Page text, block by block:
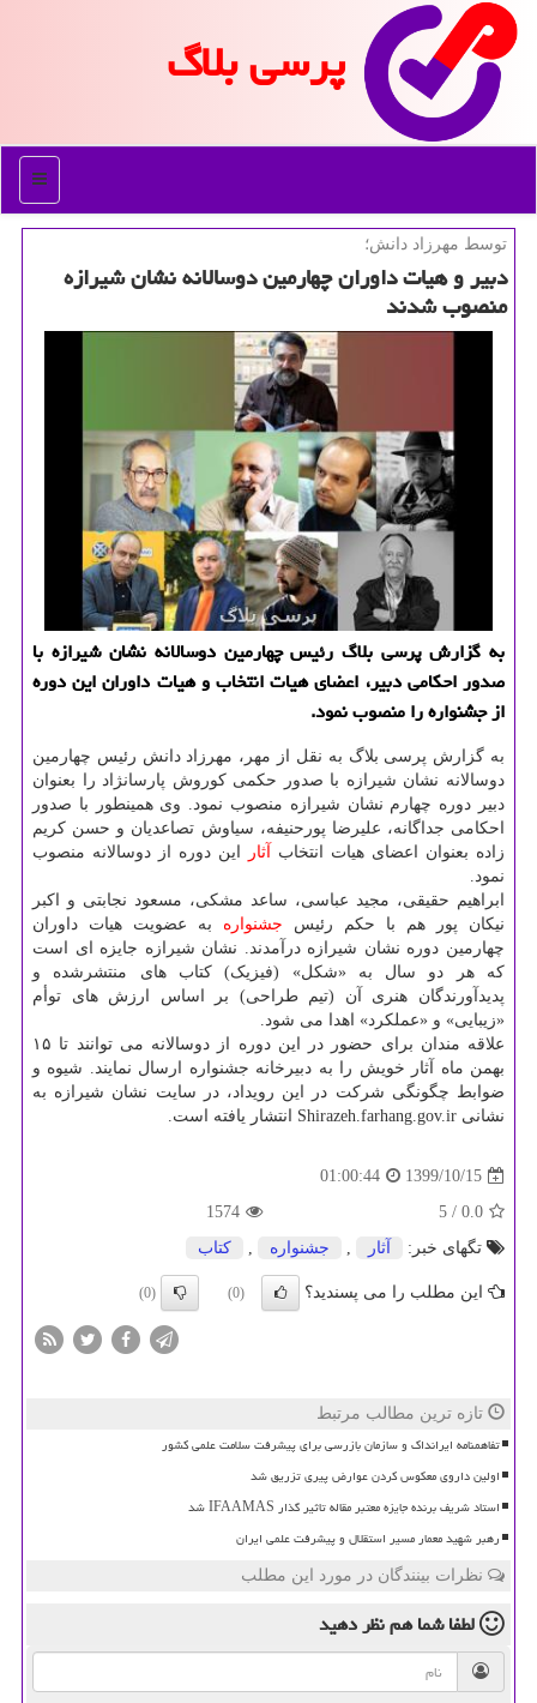
پرسی بلاگ
منو
توسط مهرزاد دانش؛
دبیر و هیات داوران چهارمین دوسالانه نشان شیرازه
منصوب شدند
به گزارش پرسی بلاگ رئیس چهارمین دوسالانه نشان شیرازه با
صدور احکامی دبیر، اعضای هیات انتخاب و هیات داوران این دوره
از جشنواره را منصوب نمود.
به گزارش پرسی بلاگ به نقل از مهر، مهرزاد دانش رئیس چهارمین
دوسالانه نشان شیرازه با صدور حکمی کوروش پارسانژاد را بعنوان
دبیر دوره چهارم نشان شیرازه منصوب نمود. وی همینطور با صدور
احکامی جداگانه، علیرضا پورحنیفه، سیاوش تصاعدیان و حسن کریم
زاده بعنوان اعضای هیات انتخاب آثار
این دوره از دوسالانه منصوب
نمود.
ابراهیم حقیقی، مجید عباسی، ساعد مشکی، مسعود نجابتی و اکبر
نیکان پور هم با حکم رئیس جشنواره به عضویت هیات داوران
چهارمین دوره نشان شیرازه درآمدند. نشان شیرازه جایزه ای است
که هر دو سال به «شکل» (فیزیک) کتاب های منتشرشده و
پدیدآورندگان هنری آن (تیم طراحی) بر اساس ارزش های توأم
«زیبایی» و «عملکرد» اهدا می شود.
علاقه مندان برای حضور در این دوره از دوسالانه می توانند تا ۱۵
بهمن ماه آثار خویش را به دبیرخانه جشنواره ارسال نمایند. شیوه و
ضوابط چگونگی شرکت در این رویداد، در سایت نشان شیرازه به
نشانی Shirazeh.farhang.gov.ir انتشار یافته است.
1399/10/15
01:00:44
0.0
/ 5
1574
تگهای خبر:
آثار , جشنواره , كتاب
این مطلب را می پسندید؟ (0)
(0)
تازه ترین مطالب مرتبط
تفاهمنامه ایرانداک و سازمان بازرسی برای پیشرفت سلامت علمی کشور
اولین داروی معکوس کردن عوارض پیری تزریق شد
استاد شریف برنده جایزه معتبر مقاله تاثیر گذار IFAAMAS شد
رهبر شهید معمار مسیر استقلال و پیشرفت علمی ایران
نظرات بینندگان در مورد این مطلب
لطفا شما همنظر دهید